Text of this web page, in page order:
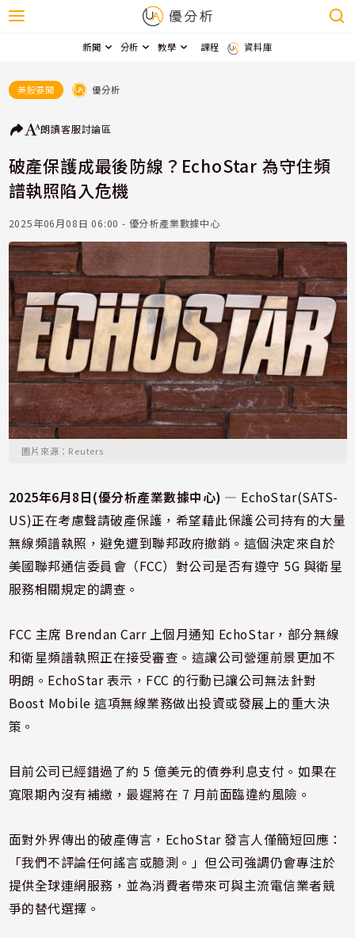
新聞 分析 教學 課程 資料庫
美股要聞 優分析
朗讀客服討論區
破產保護成最後防線？EchoStar 為守住頻
譜執照陷入危機
2025年06月08日 06:00 - 優分析產業數據中心
圖片來源：Reuters
2025年6月8日(優分析產業數據中心) — EchoStar(SATS-
US)正在考慮聲請破產保護，希望藉此保護公司持有的大量
無線頻譜執照，避免遭到聯邦政府撤銷。這個決定來自於
美國聯邦通信委員會（FCC）對公司是否有遵守 5G 與衛星
服務相關規定的調查。
FCC 主席 Brendan Carr 上個月通知 EchoStar，部分無線
和衛星頻譜執照正在接受審查。這讓公司營運前景更加不
明朗。EchoStar 表示，FCC 的行動已讓公司無法針對
Boost Mobile 這項無線業務做出投資或發展上的重大決
策。
目前公司已經錯過了約 5 億美元的債券利息支付。如果在
寬限期內沒有補繳，最遲將在 7 月前面臨違約風險。
面對外界傳出的破產傳言，EchoStar 發言人僅簡短回應：
「我們不評論任何謠言或臆測。」但公司強調仍會專注於
提供全球連網服務，並為消費者帶來可與主流電信業者競
爭的替代選擇。